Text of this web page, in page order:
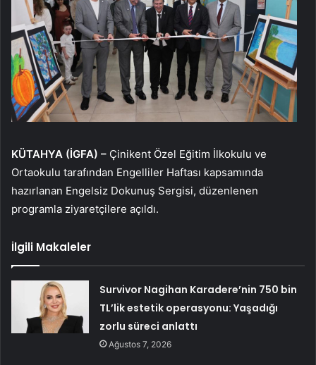
KÜTAHYA (İGFA) – Çinikent Özel Eğitim İlkokulu ve
Ortaokulu tarafından Engelliler Haftası kapsamında
hazırlanan Engelsiz Dokunuş Sergisi, düzenlenen
programla ziyaretçilere açıldı.
İlgili Makaleler
Survivor Nagihan Karadere’nin 750 bin
TL’lik estetik operasyonu: Yaşadığı
zorlu süreci anlattı
Ağustos 7, 2026